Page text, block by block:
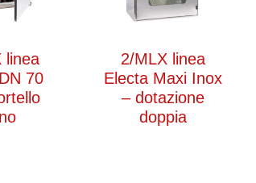
linea
70
2/MLX linea
Electa Maxi Inox
– dotazione
doppia